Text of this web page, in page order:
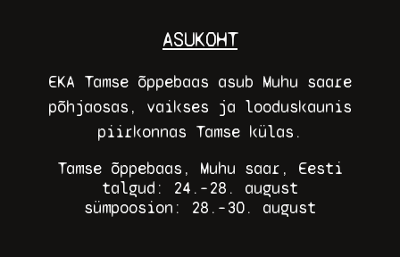
ASUKOHT
EKA Tamse õppebaas asub Muhu saare
põhjaosas, vaikses ja looduskaunis
piirkonnas Tamse külas.
Tamse õppebaas, Muhu saar, Eesti
talgud: 24.–28. august
sümpoosion: 28.–30. august